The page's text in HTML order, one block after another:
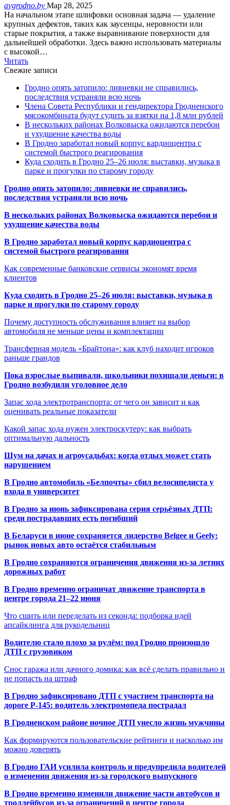
avgrodno.by Мар 28, 2025
На начальном этапе шлифовки основная задача — удаление
крупных дефектов, таких как заусенцы, неровности или
старые покрытия, а также выравнивание поверхности для
дальнейшей обработки. Здесь важно использовать материалы
с высокой…
Читать
Свежие записи
Гродно опять затопило: ливневки не справились,
последствия устраняли всю ночь
Члена Совета Республики и гендиректора Гродненского
мясокомбината будут судить за взятки на 1,8 млн рублей
В нескольких районах Волковыска ожидаются перебои
и ухудшение качества воды
В Гродно заработал новый корпус кардиоцентра с
системой быстрого реагирования
Куда сходить в Гродно 25–26 июля: выставки, музыка в
парке и прогулки по старому городу
Гродно опять затопило: ливневки не справились,
последствия устраняли всю ночь
В нескольких районах Волковыска ожидаются перебои и
ухудшение качества воды
В Гродно заработал новый корпус кардиоцентра с
системой быстрого реагирования
Как современные банковские сервисы экономят время
клиентов
Куда сходить в Гродно 25–26 июля: выставки, музыка в
парке и прогулки по старому городу
Почему доступность обслуживания влияет на выбор
автомобиля не меньше цены и комплектации
Трансферная модель «Брайтона»: как клуб находит игроков
раньше грандов
Пока взрослые выпивали, школьники похищали деньги: в
Гродно возбудили уголовное дело
Запас хода электротранспорта: от чего он зависит и как
оценивать реальные показатели
Какой запас хода нужен электроскутеру: как выбрать
оптимальную дальность
Шум на дачах и агроусадьбах: когда отдых может стать
нарушением
В Гродно автомобиль «Белпочты» сбил велосипедиста у
входа в университет
В Гродно за июнь зафиксирована серия серьёзных ДТП:
среди пострадавших есть погибший
В Беларуси в июне сохраняется лидерство Belgee и Geely:
рынок новых авто остаётся стабильным
В Гродно сохраняются ограничения движения из-за летних
дорожных работ
В Гродно временно ограничат движение транспорта в
центре города 21–22 июня
Что сшить или переделать из секонда: подборка идей
апсайклинга для рукодельниц
Водителю стало плохо за рулём: под Гродно произошло
ДТП с грузовиком
Снос гаража или дачного домика: как всё сделать правильно и
не попасть на штраф
В Гродно зафиксировано ДТП с участием транспорта на
дороге Р-145: водитель электромопеда пострадал
В Гродненском районе ночное ДТП унесло жизнь мужчины
Как формируются пользовательские рейтинги и насколько им
можно доверять
В Гродно ГАИ усилила контроль и предупредила водителей
о изменении движения из-за городского выпускного
В Гродно временно изменили движение части автобусов и
троллейбусов из-за ограничений в центре города